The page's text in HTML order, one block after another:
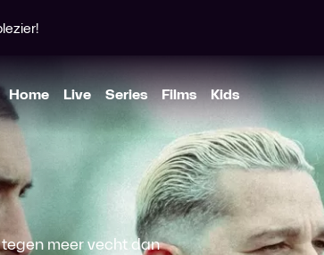
Home Live Series Films Kids
meer vecht dan